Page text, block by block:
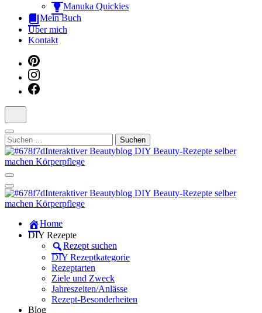
Manuka Quickies
Mein Buch
Über mich
Kontakt
Suchen
nach:
Manuka Magic – Natürlich schön:
Dein interaktiver DIY Beautyblog
Manuka Magic – Natürlich schön:
Dein interaktiver DIY Beautyblog
Dein persönlicher interaktiver DIY Beautyblog
Home
DIY Rezepte
Rezept suchen
DIY Rezeptkategorie
Rezeptarten
Ziele und Zweck
Jahreszeiten/Anlässe
Rezept-Besonderheiten
Blog